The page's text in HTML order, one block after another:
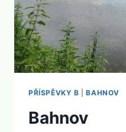
PŘÍSPĚVKY B |BAHNOV
Bahnov